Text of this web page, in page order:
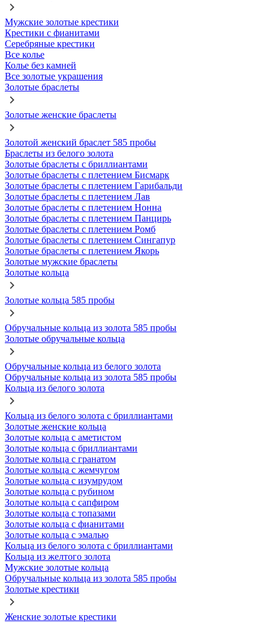
Мужские золотые крестики
Крестики с фианитами
Серебряные крестики
Все колье
Колье без камней
Все золотые украшения
Золотые браслеты
Золотые женские браслеты
Золотой женский браслет 585 пробы
Браслеты из белого золота
Золотые браслеты с бриллиантами
Золотые браслеты с плетением Бисмарк
Золотые браслеты с плетением Гарибальди
Золотые браслеты с плетением Лав
Золотые браслеты с плетением Нонна
Золотые браслеты с плетением Панцирь
Золотые браслеты с плетением Ромб
Золотые браслеты с плетением Сингапур
Золотые браслеты с плетением Якорь
Золотые мужские браслеты
Золотые кольца
Золотые кольца 585 пробы
Обручальные кольца из золота 585 пробы
Золотые обручальные кольца
Обручальные кольца из белого золота
Обручальные кольца из золота 585 пробы
Кольца из белого золота
Кольца из белого золота с бриллиантами
Золотые женские кольца
Золотые кольца с аметистом
Золотые кольца с бриллиантами
Золотые кольца с гранатом
Золотые кольца с жемчугом
Золотые кольца с изумрудом
Золотые кольца с рубином
Золотые кольца с сапфиром
Золотые кольца с топазами
Золотые кольца с фианитами
Золотые кольца с эмалью
Кольца из белого золота с бриллиантами
Кольца из желтого золота
Мужские золотые кольца
Обручальные кольца из золота 585 пробы
Золотые крестики
Женские золотые крестики